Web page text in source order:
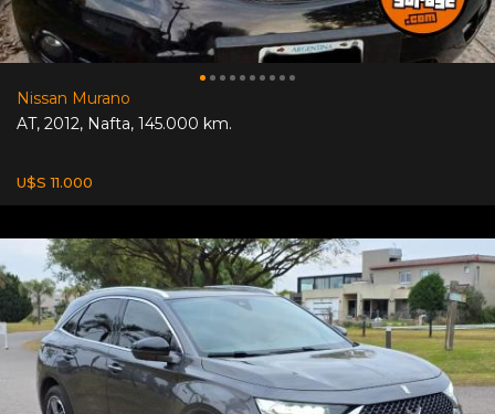
Nissan Murano
AT, 2012, Nafta, 145.000 km.
U$S 11.000